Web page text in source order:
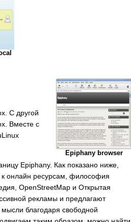
Epiphany browser
С другой
Вместе с
Epiphany. Как показано ниже,
к онлайн ресурсам, философия
OpenStreetMap и Открытая
рекламы и предлагают
мысли благодаря свободной